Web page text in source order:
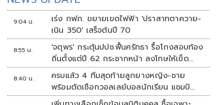
9:04 น.
เร่ง กฟภ. ขยายเขตไฟฟ้า 'ปราสาทตาควาย-
เนิน 350' เสร็จต้นปี 70
8:55 น.
'จตุพร' กระตุ้นปปช.ฟื้นศรัทธา รื้อโกงสอบท้อง
ถิ่นตั้งแต่ปี 62 กระชากหน้า ลงโทษให้เข็ด
หลาบ
8:40 น.
ครบแล้ว 4 ทีมสุดท้ายลูกยางหญิง-ชาย
พร้อมตัดเชือกวอลเลย์บอลนักเรียน แชมป์
กีฬา '7HD 2026'